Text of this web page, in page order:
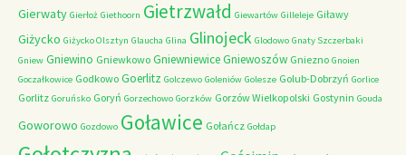
Gierwaty Gierłoż Giethoorn Gietrzwałd Giewartów Gilleleje Giławy
Giżycko Giżycko Olsztyn Glaucha Glina Glinojeck Glodowo Gnaty Szczerbaki
Gniew Gniewino Gniewkowo GniewniewiceGniewoszów Gniezno Gnoien
Goczałkowice Godkowo Goerlitz Golczewo Goleniów Golesze Golub-Dobrzyń Gorlice
Gorlitz Goruńsko Goryń Gorzechowo Gorzków Gorzów Wielkopolski Gostynin Gouda
Goworowo Gozdowo Goławice Gołańcz Gołdap